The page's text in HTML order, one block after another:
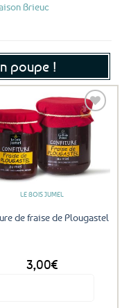
Brieuc
poupe !
Ajouter
aux
favoris
LE BOIS JUMEL
de fraise de Plougastel
3,00€